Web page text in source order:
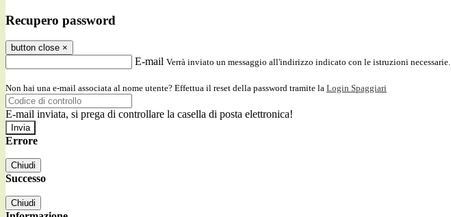
Recupero password
button close ×
E-mail Verrà inviato un messaggio all'indirizzo indicato con le istruzioni necessarie.
Non hai una e-mail associata al nome utente? Effettua il reset della password tramite la Login Spaggiari
E-mail inviata, si prega di controllare la casella di posta elettronica!
Errore
Chiudi
Successo
Chiudi